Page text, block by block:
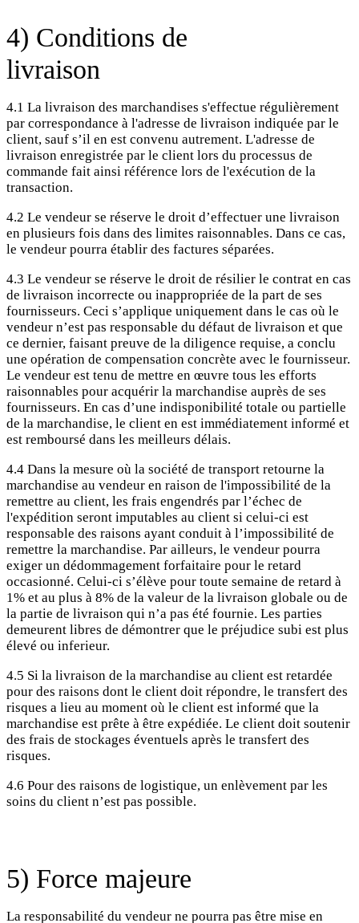
4) Conditions de
livraison
4.1 La livraison des marchandises s'effectue régulièrement
par correspondance à l'adresse de livraison indiquée par le
client, sauf s’il en est convenu autrement. L'adresse de
livraison enregistrée par le client lors du processus de
commande fait ainsi référence lors de l'exécution de la
transaction.
4.2 Le vendeur se réserve le droit d’effectuer une livraison
en plusieurs fois dans des limites raisonnables. Dans ce cas,
le vendeur pourra établir des factures séparées.
4.3 Le vendeur se réserve le droit de résilier le contrat en cas
de livraison incorrecte ou inappropriée de la part de ses
fournisseurs. Ceci s’applique uniquement dans le cas où le
vendeur n’est pas responsable du défaut de livraison et que
ce dernier, faisant preuve de la diligence requise, a conclu
une opération de compensation concrète avec le fournisseur.
Le vendeur est tenu de mettre en œuvre tous les efforts
raisonnables pour acquérir la marchandise auprès de ses
fournisseurs. En cas d’une indisponibilité totale ou partielle
de la marchandise, le client en est immédiatement informé et
est remboursé dans les meilleurs délais.
4.4 Dans la mesure où la société de transport retourne la
marchandise au vendeur en raison de l'impossibilité de la
remettre au client, les frais engendrés par l’échec de
l'expédition seront imputables au client si celui-ci est
responsable des raisons ayant conduit à l’impossibilité de
remettre la marchandise. Par ailleurs, le vendeur pourra
exiger un dédommagement forfaitaire pour le retard
occasionné. Celui-ci s’élève pour toute semaine de retard à
1% et au plus à 8% de la valeur de la livraison globale ou de
la partie de livraison qui n’a pas été fournie. Les parties
demeurent libres de démontrer que le préjudice subi est plus
élevé ou inferieur.
4.5 Si la livraison de la marchandise au client est retardée
pour des raisons dont le client doit répondre, le transfert des
risques a lieu au moment où le client est informé que la
marchandise est prête à être expédiée. Le client doit soutenir
des frais de stockages éventuels après le transfert des
risques.
4.6 Pour des raisons de logistique, un enlèvement par les
soins du client n’est pas possible.
5) Force majeure
La responsabilité du vendeur ne pourra pas être mise en